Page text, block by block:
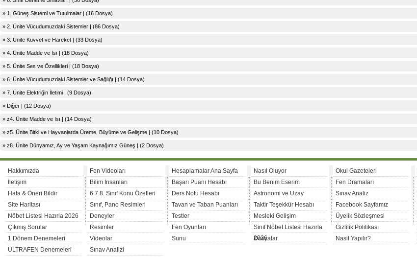
» 1. Güneş Sistemi ve Tutulmalar | (16 Dosya)
» 2. Ünite Vücudumuzdaki Sistemler | (86 Dosya)
» 3. Ünite Kuvvet ve Hareket | (33 Dosya)
» 4. Ünite Madde ve Isı | (18 Dosya)
» 5. Ünite Ses ve Özellikleri | (18 Dosya)
» 6. Ünite Vücudumuzdaki Sistemler ve Sağlığı | (14 Dosya)
» 7. Ünite Elektriğin İletimi | (9 Dosya)
» Diğer | (12 Dosya)
» z4. Ünite Madde ve Isı | (14 Dosya)
» z5. Ünite Bitki ve Hayvanlarda Üreme, Büyüme ve Gelişme | (10 Dosya)
» z8. Ünite Dünyamız, Ay ve Yaşam Kaynağımız Güneş | (2 Dosya)
Hakkımızda
İletişim
Hata & Öneri Bildir
Site Haritası
Nöbet Listesi Hazırla 2026
Çıkmış Sorular
1.Dönem Denemeleri
ULTRAFEN Denemeleri
Fen Videoları
Bilim İnsanları
6.7.8. Sınıf Konu Özetleri
Sınıf, Pano Resimleri
Deneyler
Resimler
Videolar
Sınav Analizi
Hesaplamalar Ana Sayfa
Başarı Puanı Hesabı
Ders Notu Hesabı
Tavan ve Taban Puanları
Testler
Fen Oyunları
Sunu
Nasıl Oluyor
Bu Benim Eserim
Astronomi ve Uzay
Taktir Teşekkür Hesabı
Mesleki Gelişim
Sınıf Nöbet Listesi Hazırla
2026
Dosyalar
Okul Gazeteleri
Fen Dramaları
Sınav Analiz
Facebook Sayfamız
Üyelik Sözleşmesi
Gizlilik Politikası
Nasil Yapılır?